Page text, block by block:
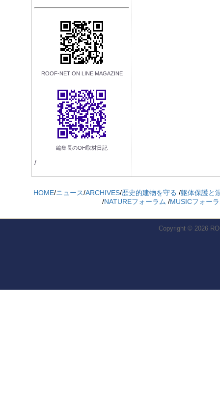
ROOF-NET ON LINE MAGAZINE
編集長のOH取材日記
/
HOME/ニュース/ARCHIVES/歴史的建物を守る /躯体保護と
/NATUREフォーラム /MUSICフォー
Copyright © 2026